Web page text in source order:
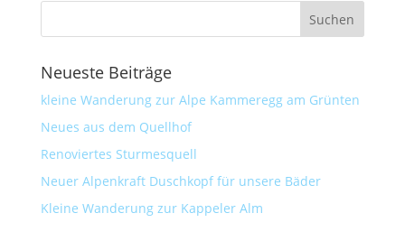
Neueste Beiträge
kleine Wanderung zur Alpe Kammeregg am Grünten
Neues aus dem Quellhof
Renoviertes Sturmesquell
Neuer Alpenkraft Duschkopf für unsere Bäder
Kleine Wanderung zur Kappeler Alm